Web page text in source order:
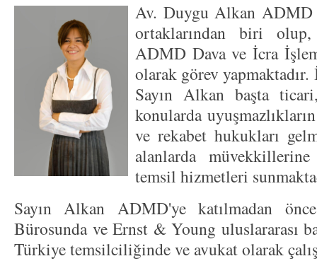
Av. Duygu Alkan ADMD
ortaklarından biri
ADMD Dava ve İcra
olarak görev
Sayın Alkan başta
konularda
ve rekabet hukukları
alanlarda
temsil hizmetleri
Sayın Alkan ADMD'ye katılmadan
Bürosunda ve Ernst & Young uluslararası
Türkiye temsilciliğinde ve avukat olarak